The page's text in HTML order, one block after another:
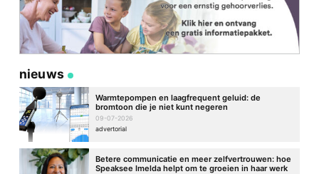
nieuws
Warmtepompen en laagfrequent geluid: de
bromtoon die je niet kunt negeren
09-07-2026
advertorial
Betere communicatie en meer zelfvertrouwen: hoe
Speaksee Imelda helpt om te groeien in haar werk